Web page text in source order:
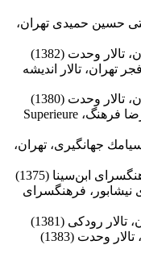
حسین حمیدی تهران،
وحدت (1382‌)
تهران، تالار اندیشه
وحدت (1380‌)
‌* گروه موسیقی ایرانی به سرپرستی علیرضا فرهنگ، Superieure
جهانگیری، تهران،
ابن‌سینا (1375‌)
فرهنگسرای
رودكی (1381‌)
وحدت (1383‌)